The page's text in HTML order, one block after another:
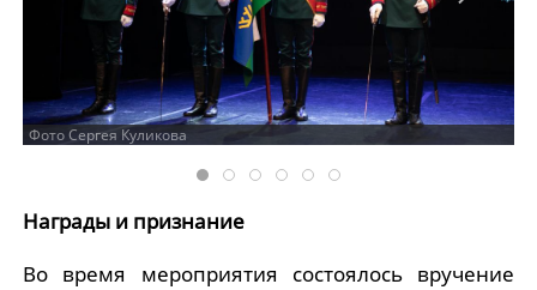
Фото Сергея Куликова
Награды и признание
Во время мероприятия состоялось вручение